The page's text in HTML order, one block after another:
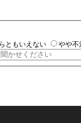
ともいえない やや不